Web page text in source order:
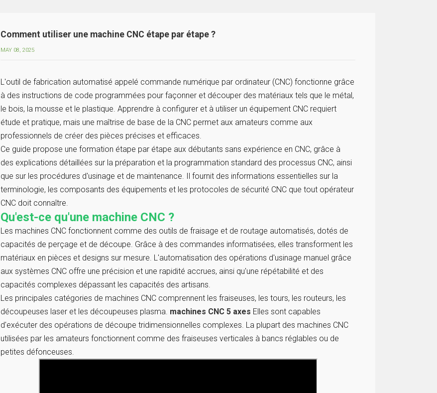
Comment utiliser une machine CNC étape par étape ?
MAY 08, 2025
L'outil de fabrication automatisé appelé commande numérique par ordinateur (CNC) fonctionne grâce
à des instructions de code programmées pour façonner et découper des matériaux tels que le métal,
le bois, la mousse et le plastique. Apprendre à configurer et à utiliser un équipement CNC requiert
étude et pratique, mais une maîtrise de base de la CNC permet aux amateurs comme aux
professionnels de créer des pièces précises et efficaces.
Ce guide propose une formation étape par étape aux débutants sans expérience en CNC, grâce à
des explications détaillées sur la préparation et la programmation standard des processus CNC, ainsi
que sur les procédures d'usinage et de maintenance. Il fournit des informations essentielles sur la
terminologie, les composants des équipements et les protocoles de sécurité CNC que tout opérateur
CNC doit connaître.
Qu'est-ce qu'une machine CNC ?
Les machines CNC fonctionnent comme des outils de fraisage et de routage automatisés, dotés de
capacités de perçage et de découpe. Grâce à des commandes informatisées, elles transforment les
matériaux en pièces et designs sur mesure. L'automatisation des opérations d'usinage manuel grâce
aux systèmes CNC offre une précision et une rapidité accrues, ainsi qu'une répétabilité et des
capacités complexes dépassant les capacités des artisans.
Les principales catégories de machines CNC comprennent les fraiseuses, les tours, les routeurs, les
découpeuses laser et les découpeuses plasma. machines CNC 5 axes Elles sont capables
d'exécuter des opérations de découpe tridimensionnelles complexes. La plupart des machines CNC
utilisées par les amateurs fonctionnent comme des fraiseuses verticales à bancs réglables ou de
petites défonceuses.